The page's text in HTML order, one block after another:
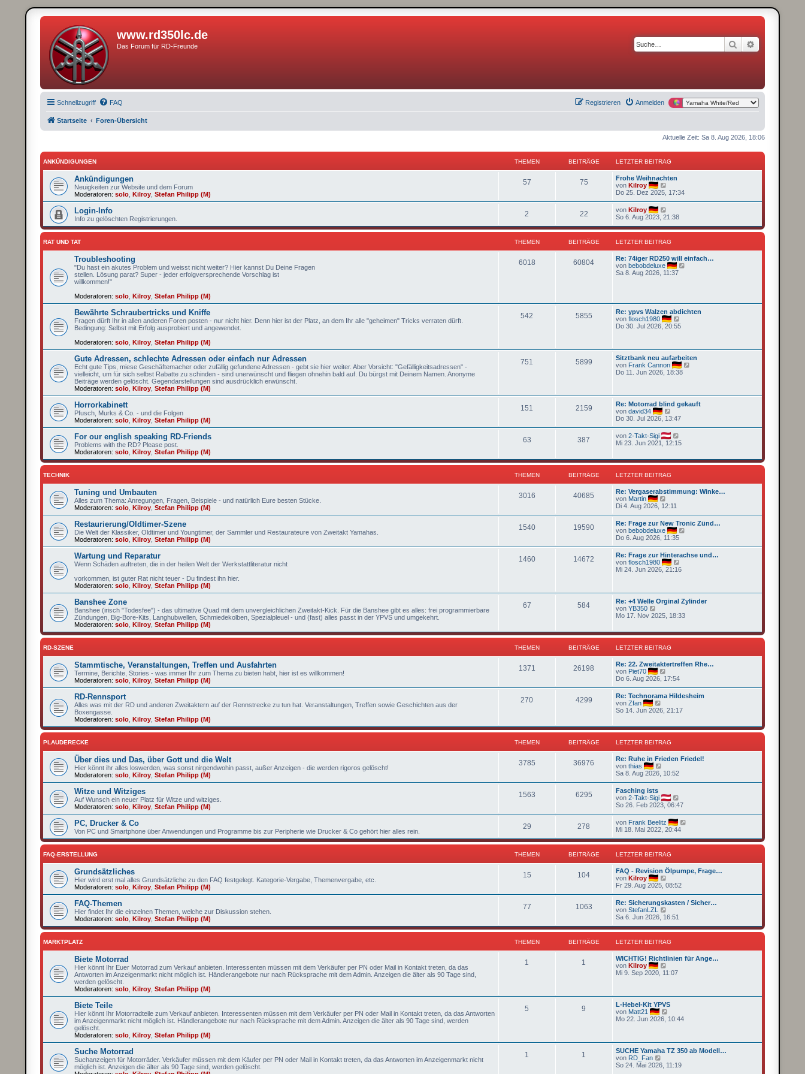
www.rd350lc.de
Das Forum für RD-Freunde Suche
Schnellzugriff FAQ Anmelden
Registrieren
Startseite Foren-Übersicht
Aktuelle Zeit: Sa 8. Aug 2026, 18:06
ANKÜNDIGUNGEN THEMEN BEITRÄGE LETZTER BEITRAG
Ankündigungen
Neuigkeiten zur Website und dem Forum
Moderatoren: solo ,Kilroy ,Stefan Philipp (M)
57 75
Frohe Weihnachten
von Kilroy
e
s
t
e
B
e
i
t
r
Do 25. Dez 2025, 17:34
Login-Info
Info zu gelöschten Registrierungen.
2 22 von Kilroy
e
e
t
e
r
B
e
a
g
So 6. Aug 2023, 21:38
RAT UND TAT THEMEN BEITRÄGE LETZTER BEITRAG
Troubleshooting
"Du hast ein akutes Problem und weisst nicht weiter? Hier kannst Du Deine Fragen
stellen. Lösung parat? Super - jeder erfolgversprechende Vorschlag ist
willkommen!"
Moderatoren: solo ,Kilroy ,Stefan Philipp (M)
6018 60804
Re: 74iger RD250 will einfach…
von bebobdeluxe
e
r
r
a
g
Sa 8. Aug 2026, 11:37
Bewährte Schraubertricks und Kniffe
Fragen dürft Ihr in allen anderen Foren posten - nur nicht hier. Denn hier ist der Platz, an dem Ihr alle "geheimen" Tricks verraten dürft.
Bedingung: Selbst mit Erfolg ausprobiert und angewendet.
Moderatoren: solo ,Kilroy ,Stefan Philipp (M)
542 5855
Re: ypvs Walzen abdichten
von flosch1980
e
e
r
B
t
r
g
Do 30. Jul 2026, 20:55
Gute Adressen, schlechte Adressen oder einfach nur Adressen
Echt gute Tips, miese Geschäftemacher oder zufällig gefundene Adressen - gebt sie hier weiter. Aber Vorsicht: "Gefälligkeitsadressen" -
vielleicht, um für sich selbst Rabatte zu schinden - sind unerwünscht und fliegen ohnehin bald auf. Du bürgst mit Deinem Namen. Anonyme
Beiträge werden gelöscht. Gegendarstellungen sind ausdrücklich erwünscht.
Moderatoren: solo ,Kilroy ,Stefan Philipp (M)
751 5899
Sitztbank neu aufarbeiten
von Frank Cannon
e
e
a
g
Do 11. Jun 2026, 18:38
Horrorkabinett
Pfusch, Murks & Co. - und die Folgen
Moderatoren: solo ,Kilroy ,Stefan Philipp (M)
151 2159
Re: Motorrad blind gekauft
von david34
e
e
s
t
r
i
t
a
Do 30. Jul 2026, 13:47
For our english speaking RD-Friends
Problems with the RD? Please post.
Moderatoren: solo ,Kilroy ,Stefan Philipp (M)
63 387 von 2-Takt-Sigi
e
s
r
B
t
r
a
g
Mi 23. Jun 2021, 12:15
TECHNIK THEMEN BEITRÄGE LETZTER BEITRAG
Tuning und Umbauten
Alles zum Thema: Anregungen, Fragen, Beispiele - und natürlich Eure besten Stücke.
Moderatoren: solo ,Kilroy ,Stefan Philipp (M)
3016 40685
Re: Vergaserabstimmung: Winke…
von Martin
e
s
t
e
r
B
e
i
a
g
Di 4. Aug 2026, 12:11
Restaurierung/Oldtimer-Szene
Die Welt der Klassiker, Oldtimer und Youngtimer, der Sammler und Restaurateure von Zweitakt Yamahas.
Moderatoren: solo ,Kilroy ,Stefan Philipp (M)
1540 19590
Re: Frage zur New Tronic Zünd…
von bebobdeluxe
e
s
e
i
g
Do 6. Aug 2026, 11:35
Wartung und Reparatur
Wenn Schäden auftreten, die in der heilen Welt der Werkstattliteratur nicht
vorkommen, ist guter Rat nicht teuer - Du findest ihn hier.
Moderatoren: solo ,Kilroy ,Stefan Philipp (M)
1460 14672
Re: Frage zur Hinterachse und…
von flosch1980
e
t
e
r
B
i
a
g
Mi 24. Jun 2026, 21:16
Banshee Zone
Banshee (irisch "Todesfee") - das ultimative Quad mit dem unvergleichlichen Zweitakt-Kick. Für die Banshee gibt es alles: frei programmierbare
Zündungen, Big-Bore-Kits, Langhubwellen, Schmiedekolben, Spezialpleuel - und (fast) alles passt in der YPVS und umgekehrt.
Moderatoren: solo ,Kilroy ,Stefan Philipp (M)
67 584
Re: +4 Welle Orginal Zylinder
von YB350
e
s
e
r
B
e
i
t
r
a
g
Mo 17. Nov 2025, 18:33
RD-SZENE THEMEN BEITRÄGE LETZTER BEITRAG
Stammtische, Veranstaltungen, Treffen und Ausfahrten
Termine, Berichte, Stories - was immer Ihr zum Thema zu bieten habt, hier ist es willkommen!
Moderatoren: solo ,Kilroy ,Stefan Philipp (M)
1371 26198
Re: 22. Zweitaktertreffen Rhe…
von Piet70
e
e
s
t
e
B
i
t
r
g
Do 6. Aug 2026, 17:54
RD-Rennsport
Alles was mit der RD und anderen Zweitaktern auf der Rennstrecke zu tun hat. Veranstaltungen, Treffen sowie Geschichten aus der
Boxengasse.
Moderatoren: solo ,Kilroy ,Stefan Philipp (M)
270 4299
Re: Technorama Hildesheim
von Zfan
e
s
e
r
B
t
a
g
So 14. Jun 2026, 21:17
PLAUDERECKE THEMEN BEITRÄGE LETZTER BEITRAG
Über dies und Das, über Gott und die Welt
Hier könnt ihr alles loswerden, was sonst nirgendwohin passt, außer Anzeigen - die werden rigoros gelöscht!
Moderatoren: solo ,Kilroy ,Stefan Philipp (M)
3785 36976
Re: Ruhe in Frieden Friedel!
von thias
e
s
t
e
r
B
e
i
t
r
a
Sa 8. Aug 2026, 10:52
Witze und Witziges
Auf Wunsch ein neuer Platz für Witze und witziges.
Moderatoren: solo ,Kilroy ,Stefan Philipp (M)
1563 6295
Fasching ists
von 2-Takt-Sigi
e
e
s
t
e
e
i
r
So 26. Feb 2023, 06:47
PC, Drucker & Co
Von PC und Smartphone über Anwendungen und Programme bis zur Peripherie wie Drucker & Co gehört hier alles rein.
29 278 von Frank Beelitz
e
e
r
i
t
Mi 18. Mai 2022, 20:44
FAQ-ERSTELLUNG THEMEN BEITRÄGE LETZTER BEITRAG
Grundsätzliches
Hier wird erst mal alles Grundsätzliche zu den FAQ festgelegt. Kategorie-Vergabe, Themenvergabe, etc.
Moderatoren: solo ,Kilroy ,Stefan Philipp (M)
15 104
FAQ - Revision Ölpumpe, Frage…
von Kilroy
e
s
t
e
r
e
i
t
a
Fr 29. Aug 2025, 08:52
FAQ-Themen
Hier findet Ihr die einzelnen Themen, welche zur Diskussion stehen.
Moderatoren: solo ,Kilroy ,Stefan Philipp (M)
77 1063
Re: Sicherungskasten / Sicher…
von StefanLZL
e
e
t
e
r
e
r
a
g
Sa 6. Jun 2026, 16:51
MARKTPLATZ THEMEN BEITRÄGE LETZTER BEITRAG
Biete Motorrad
Hier könnt Ihr Euer Motorrad zum Verkauf anbieten. Interessenten müssen mit dem Verkäufer per PN oder Mail in Kontakt treten, da das
Antworten im Anzeigenmarkt nicht möglich ist. Händlerangebote nur nach Rücksprache mit dem Admin. Anzeigen die älter als 90 Tage sind,
werden gelöscht.
Moderatoren: solo ,Kilroy ,Stefan Philipp (M)
1 1
WICHTIG! Richtlinien für Ange…
von Kilroy
e
t
e
r
B
t
r
g
Mi 9. Sep 2020, 11:07
Biete Teile
Hier könnt Ihr Motorradteile zum Verkauf anbieten. Interessenten müssen mit dem Verkäufer per PN oder Mail in Kontakt treten, da das Antworten
im Anzeigenmarkt nicht möglich ist. Händlerangebote nur nach Rücksprache mit dem Admin. Anzeigen die älter als 90 Tage sind, werden
gelöscht.
Moderatoren: solo ,Kilroy ,Stefan Philipp (M)
5 9
L-Hebel-Kit YPVS
von Matt21
e
t
e
r
B
Mo 22. Jun 2026, 10:44
Suche Motorrad
Suchanzeigen für Motorräder. Verkäufer müssen mit dem Käufer per PN oder Mail in Kontakt treten, da das Antworten im Anzeigenmarkt nicht
möglich ist. Anzeigen die älter als 90 Tage sind, werden gelöscht.
1 1
SUCHE Yamaha TZ 350 ab Modell…
von RD_Fan
e
So 24. Mai 2026, 11:19